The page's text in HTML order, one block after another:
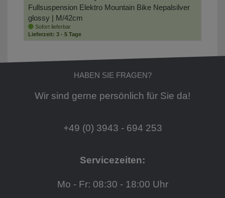
Fullsuspension Elektro Mountain Bike Nepalsilver
glossy | M/42cm
Sofort lieferbar
Lieferzeit: 3 - 5 Tage
HABEN SIE FRAGEN?
Wir sind gerne persönlich für Sie da!
+49 (0) 3943 - 694 253
Servicezeiten:
Mo - Fr: 08:30 - 18:00 Uhr